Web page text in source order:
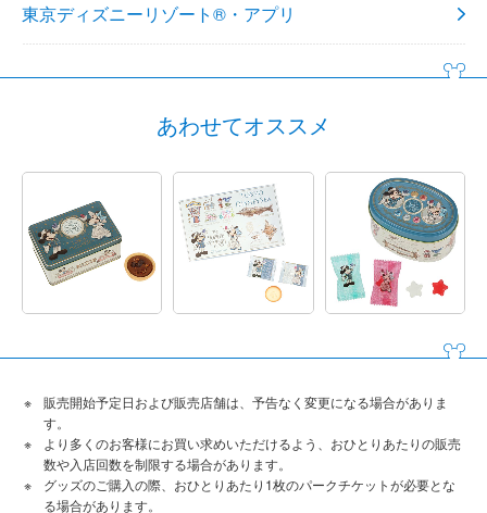
東京ディズニーリゾート®・アプリ
あわせてオススメ
販売開始予定日および販売店舗は、予告なく変更になる場合がありま
す。
より多くのお客様にお買い求めいただけるよう、おひとりあたりの販売
数や入店回数を制限する場合があります。
グッズのご購入の際、おひとりあたり1枚のパークチケットが必要とな
る場合があります。